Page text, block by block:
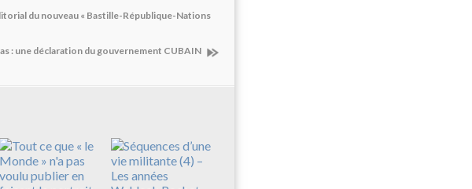
du nouveau « Bastille-République-Nations
: une déclaration du gouvernement CUBAIN